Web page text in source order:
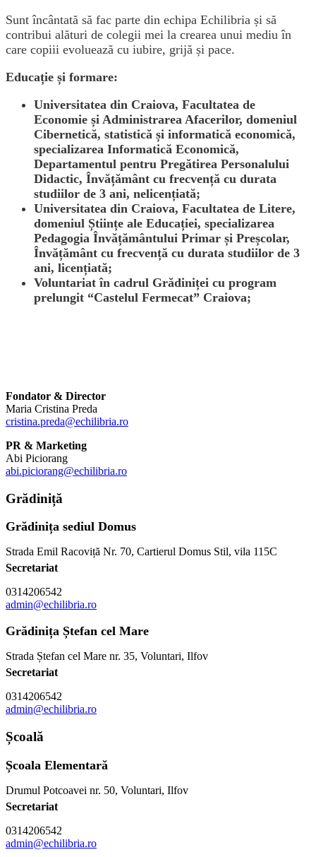
Sunt încântată să fac parte din echipa Echilibria și să
contribui alături de colegii mei la crearea unui mediu în
care copiii evoluează cu iubire, grijă și pace.
Educație și formare:
Universitatea din Craiova, Facultatea de
Economie și Administrarea Afacerilor, domeniul
Cibernetică, statistică și informatică economică,
specializarea Informatică Economică,
Departamentul pentru Pregătirea Personalului
Didactic, Învățământ cu frecvență cu durata
studiilor de 3 ani, nelicențiată;
Universitatea din Craiova, Facultatea de Litere,
domeniul Științe ale Educației, specializarea
Pedagogia Învățământului Primar și Preșcolar,
Învățământ cu frecvență cu durata studiilor de 3
ani, licențiată;
Voluntariat în cadrul Grădiniței cu program
prelungit “Castelul Fermecat” Craiova;
Fondator & Director
Maria Cristina Preda
cristina.preda@echilibria.ro
PR & Marketing
Abi Piciorang
abi.piciorang@echilibria.ro
Grădiniță
Grădinița sediul Domus
Strada Emil Racoviță Nr. 70, Cartierul Domus Stil, vila 115C
Secretariat
0314206542
admin@echilibria.ro
Grădinița Ștefan cel Mare
Strada Ștefan cel Mare nr. 35, Voluntari, Ilfov
Secretariat
0314206542
admin@echilibria.ro
Școală
Școala Elementară
Drumul Potcoavei nr. 50, Voluntari, Ilfov
Secretariat
0314206542
admin@echilibria.ro